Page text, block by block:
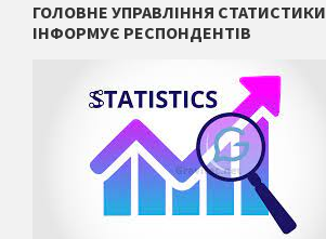
ГОЛОВНЕ УПРАВЛІННЯ СТАТИСТИКИ
ІНФОРМУЄ РЕСПОНДЕНТІВ